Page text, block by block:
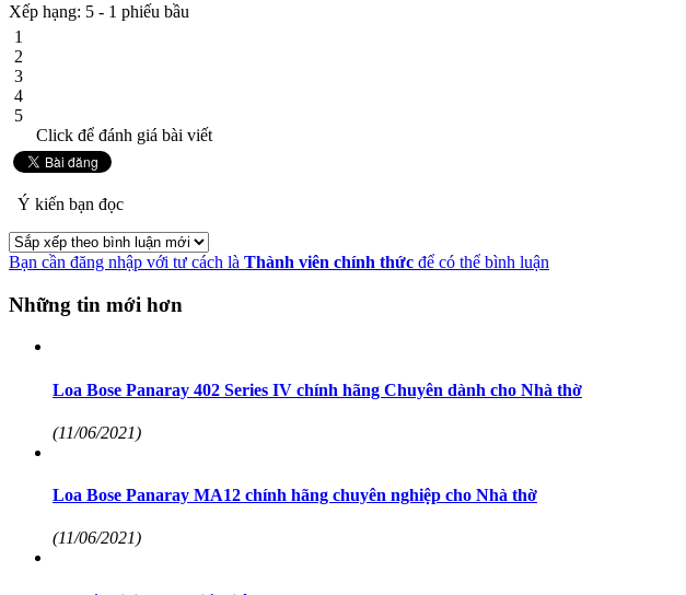
Xếp hạng: 5 - 1 phiếu bầu
1
2
3
4
5
Click để đánh giá bài viết
Ý kiến bạn đọc
Bạn cần đăng nhập với tư cách là Thành viên chính thức để có thể bình luận
Những tin mới hơn
Loa Bose Panaray 402 Series IV chính hãng Chuyên dành cho Nhà thờ
(11/06/2021)
Loa Bose Panaray MA12 chính hãng chuyên nghiệp cho Nhà thờ
(11/06/2021)